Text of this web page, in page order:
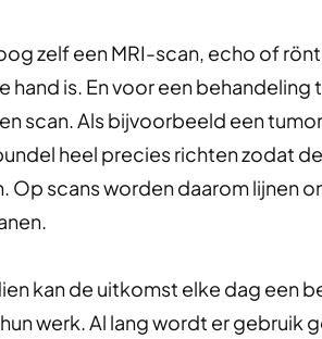
zelf een MRI-scan, echo of
hand is. En voor een behandeling
scan. Als bijvoorbeeld een
heel precies richten zodat
Op scans worden daarom lijnen
kan de uitkomst elke dag een
werk. Al lang wordt er gebruik